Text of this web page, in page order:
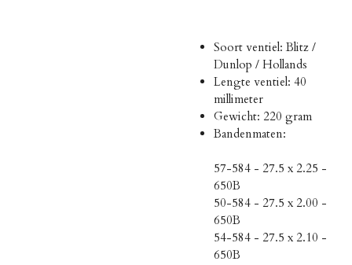
Soort ventiel: Blitz /
Dunlop / Hollands
Lengte ventiel: 40
millimeter
Gewicht: 220 gram
Bandenmaten:
57-584 - 27.5 x 2.25 -
650B
50-584 - 27.5 x 2.00 -
650B
54-584 - 27.5 x 2.10 -
650B